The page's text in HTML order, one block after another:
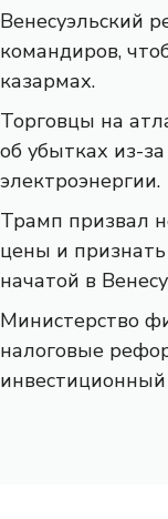
Венесуэльский
командиров,
казармах.
Торговцы на
об убытках из-
электроэнергии.
Трамп призвал
цены и
начатой ​​в
Министерство
налоговые